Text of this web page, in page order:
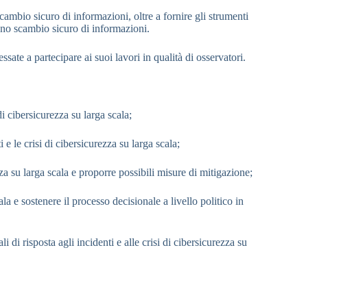
sicuro di informazioni, oltre a fornire gli strumenti
scambio sicuro di informazioni.
a partecipare ai suoi lavori in qualità di osservatori.
su larga scala;
le crisi di cibersicurezza su larga scala;
su larga scala e proporre possibili misure di mitigazione;
e sostenere il processo decisionale a livello politico in
di risposta agli incidenti e alle crisi di cibersicurezza su